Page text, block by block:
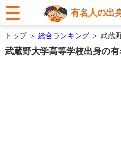
有名人の出
トップ＞ 総合ランキング ＞ 武蔵
武蔵野大学高等学校出身の有